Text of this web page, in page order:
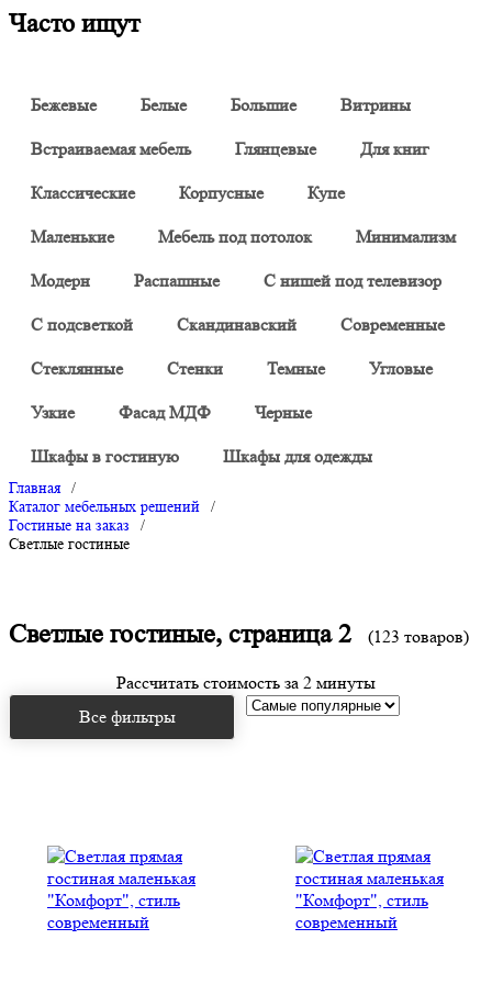
Часто ищут
Бежевые Белые Большие Витрины
Встраиваемая мебель Глянцевые Для книг
Классические Корпусные Купе
Маленькие Мебель под потолок Минимализм
Модерн Распашные С нишей под телевизор
С подсветкой Скандинавский Современные
Стеклянные Стенки Темные Угловые
Узкие Фасад МДФ Черные
Шкафы в гостиную Шкафы для одежды
Главная
/
Каталог мебельных решений
/
Гостиные на заказ
/
Светлые гостиные
Светлые гостиные, страница 2 (123 товаров)
Рассчитать стоимость за 2 минуты
Все фильтры